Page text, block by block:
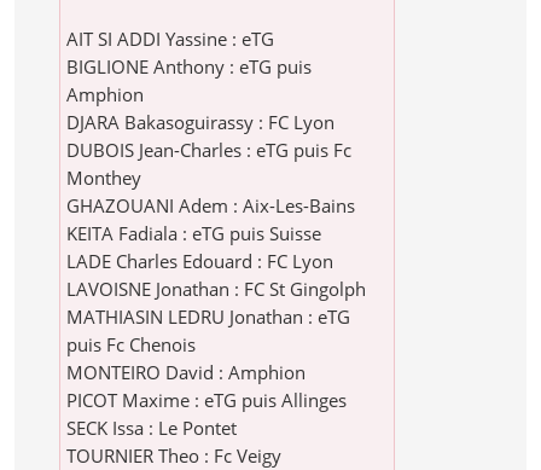
AIT SI ADDI Yassine : eTG
BIGLIONE Anthony : eTG puis
Amphion
DJARA Bakasoguirassy : FC Lyon
DUBOIS Jean-Charles : eTG puis Fc
Monthey
GHAZOUANI Adem : Aix-Les-Bains
KEITA Fadiala : eTG puis Suisse
LADE Charles Edouard : FC Lyon
LAVOISNE Jonathan : FC St Gingolph
MATHIASIN LEDRU Jonathan : eTG
puis Fc Chenois
MONTEIRO David : Amphion
PICOT Maxime : eTG puis Allinges
SECK Issa : Le Pontet
TOURNIER Theo : Fc Veigy